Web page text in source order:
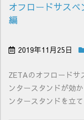
オフロードサス
編
2019年11月25日
ZETAのオフロードサ
ンタースタンドが効
ンタースタンドを立